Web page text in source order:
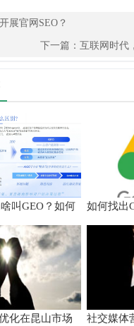
展官网SEO？
下一篇： 互联网时代
叫GEO？如何
排名？
如何找出
搜索字词
化在昆山市场 社交媒体